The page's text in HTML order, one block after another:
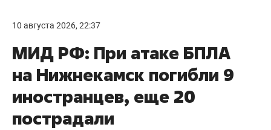
10 августа 2026, 22:37
МИД РФ: При атаке БПЛА
на Нижнекамск погибли 9
иностранцев, еще 20
пострадали